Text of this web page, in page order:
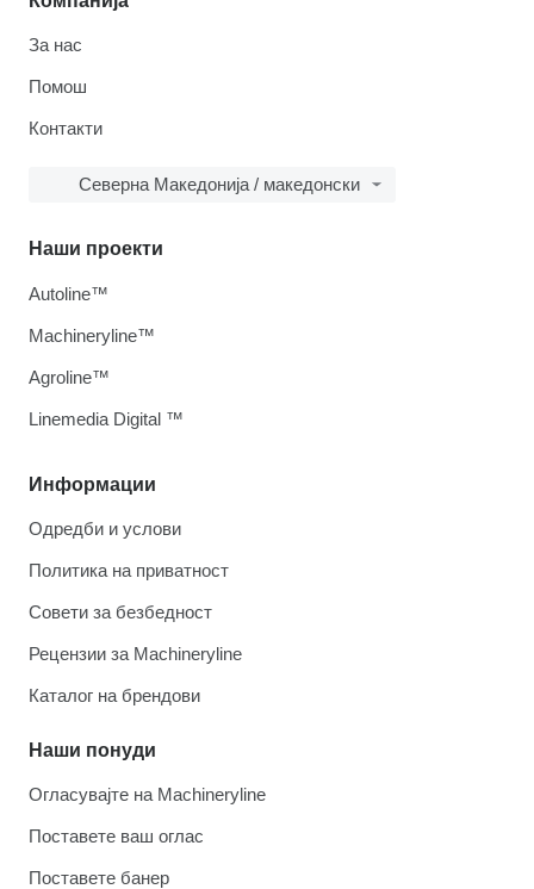
За нас
Помош
Контакти
Северна Македонија / македонски
Информации
Одредби и услови
Политика на приватност
Совети за безбедност
Рецензии за Machineryline
Каталог на брендови
Наши понуди
Огласувајте на Machineryline
Поставете ваш оглас
Поставете банер
Наши проекти
Autoline™
Machineryline™
Agroline™
Linemedia Digital ™